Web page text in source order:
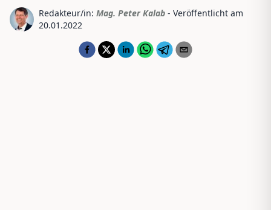
Redakteur/in: Mag. Peter Kalab - Veröffentlicht am
20.01.2022